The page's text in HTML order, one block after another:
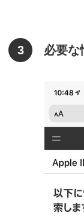
3 必要な